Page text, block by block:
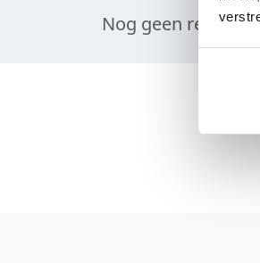
Nog geen reviews